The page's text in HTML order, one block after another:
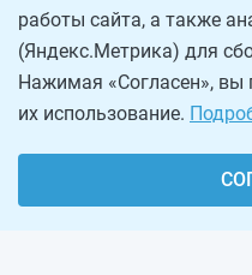
работы сайта, а также
(Яндекс.Метрика) для
Нажимая «Согласен», вы
их использование.